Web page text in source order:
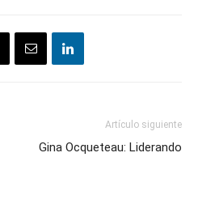
Artículo siguiente
Gina Ocqueteau: Liderando